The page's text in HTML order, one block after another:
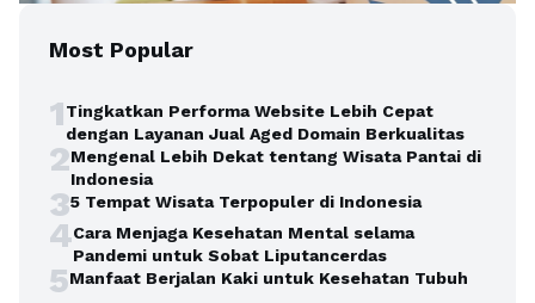
Most Popular
1Tingkatkan Performa Website Lebih Cepat
dengan Layanan Jual Aged Domain Berkualitas
2Mengenal Lebih Dekat tentang Wisata Pantai di
Indonesia
35 Tempat Wisata Terpopuler di Indonesia
4Cara Menjaga Kesehatan Mental selama
Pandemi untuk Sobat Liputancerdas
5Manfaat Berjalan Kaki untuk Kesehatan Tubuh